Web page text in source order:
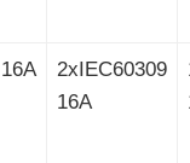
16A
2xIEC60309
16A